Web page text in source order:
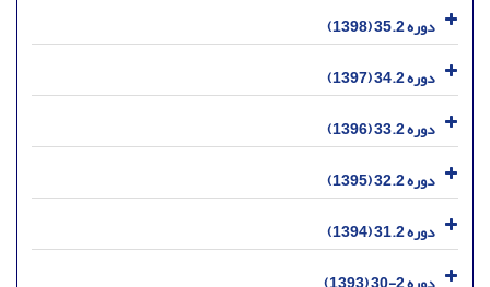
دوره 35.2 (1398)
دوره 34.2 (1397)
دوره 33.2 (1396)
دوره 32.2 (1395)
دوره 31.2 (1394)